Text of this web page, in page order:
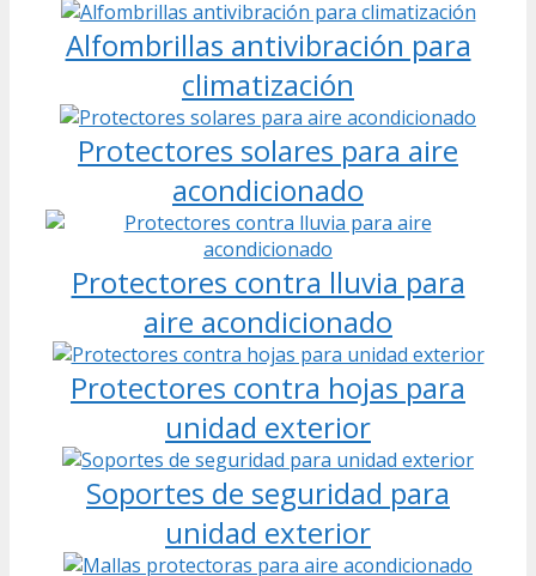
Alfombrillas antivibración para
climatización
Protectores solares para aire
acondicionado
Protectores contra lluvia para
aire acondicionado
Protectores contra hojas para
unidad exterior
Soportes de seguridad para
unidad exterior